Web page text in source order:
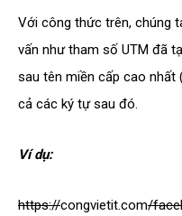
Với công thức trên, chúng
vấn như tham số UTM đã
sau tên miền cấp cao nhất
cả các ký tự sau đó.
Ví dụ:
https://congvietit.com/